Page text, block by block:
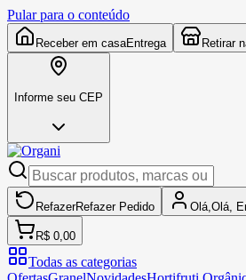
Pular para o conteúdo
Receber em casaEntrega Retirar
Informe seu CEP
RefazerRefazer Pedido Olá, Olá,
R$ 0,00
Todas as categorias